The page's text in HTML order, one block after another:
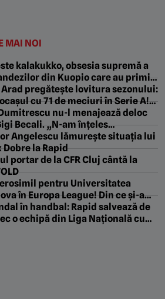
MAI NOI
kalakukko, obsesia supremă a
din Kuopio care au primit
Craiova cu un mamut de
în Europa League!
Arad pregătește lovitura sezonului:
cu 71 de meciuri în Serie A!
vom împărți salariul lui”.
nu-l menajează deloc
Becali. „N-am înțeles
asta”. De la ce a plecat totul
Angelescu lămurește situația lui
Dobre la Rapid
portar de la CFR Cluj cântă la
pentru Universitatea
în Europa League! Din ce și-a
averea Ari Lahti, patronul lui
care este în același timp și Răzvan
în handbal: Rapid salvează de
o echipă din Liga Națională cu